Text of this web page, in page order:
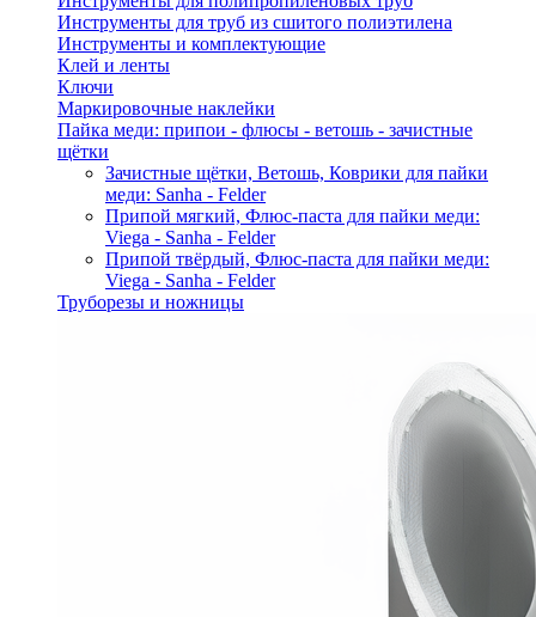
Инструменты для труб из сшитого полиэтилена
Инструменты и комплектующие
Клей и ленты
Ключи
Маркировочные наклейки
Пайка меди: припои - флюсы - ветошь - зачистные
щётки
Зачистные щётки, Ветошь, Коврики для пайки
меди: Sanha - Felder
Припой мягкий, Флюс-паста для пайки меди:
Viega - Sanha - Felder
Припой твёрдый, Флюс-паста для пайки меди:
Viega - Sanha - Felder
Труборезы и ножницы